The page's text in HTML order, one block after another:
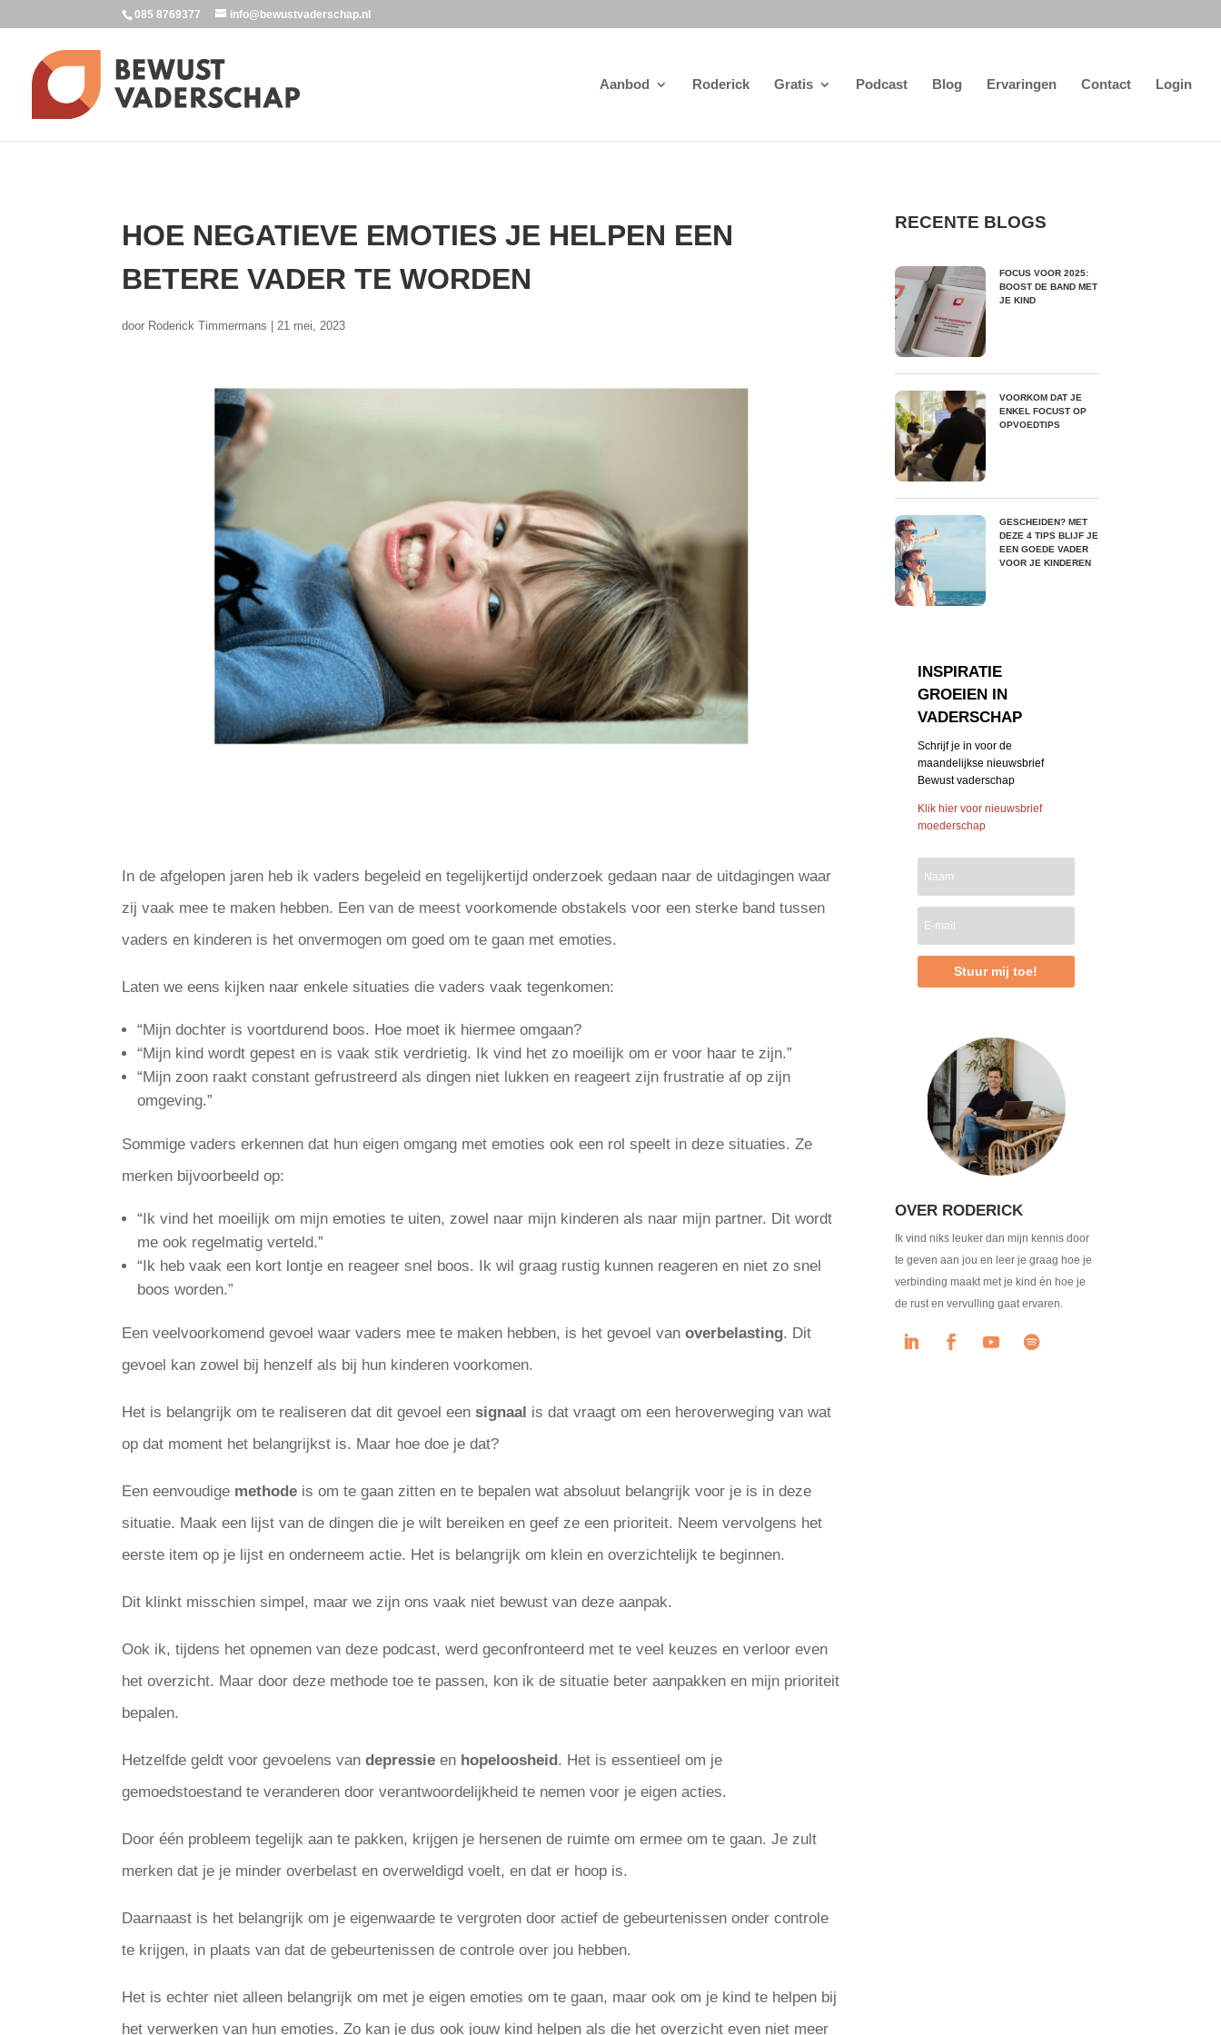
085 8769377 info@bewustvaderschap.nl
Aanbod Roderick Gratis Podcast Blog Ervaringen Contact Login
HOE NEGATIEVE EMOTIES JE HELPEN EEN
BETERE VADER TE WORDEN
door Roderick Timmermans | 21 mei, 2023
In de afgelopen jaren heb ik vaders begeleid en tegelijkertijd onderzoek gedaan naar de uitdagingen waar
zij vaak mee te maken hebben. Een van de meest voorkomende obstakels voor een sterke band tussen
vaders en kinderen is het onvermogen om goed om te gaan met emoties.
Laten we eens kijken naar enkele situaties die vaders vaak tegenkomen:
“Mijn dochter is voortdurend boos. Hoe moet ik hiermee omgaan?
“Mijn kind wordt gepest en is vaak stik verdrietig. Ik vind het zo moeilijk om er voor haar te zijn.”
“Mijn zoon raakt constant gefrustreerd als dingen niet lukken en reageert zijn frustratie af op zijn
omgeving.”
Sommige vaders erkennen dat hun eigen omgang met emoties ook een rol speelt in deze situaties. Ze
merken bijvoorbeeld op:
“Ik vind het moeilijk om mijn emoties te uiten, zowel naar mijn kinderen als naar mijn partner. Dit wordt
me ook regelmatig verteld.”
“Ik heb vaak een kort lontje en reageer snel boos. Ik wil graag rustig kunnen reageren en niet zo snel
boos worden.”
Een veelvoorkomend gevoel waar vaders mee te maken hebben, is het gevoel vanoverbelasting. Dit
gevoel kan zowel bij henzelf als bij hun kinderen voorkomen.
Het is belangrijk om te realiseren dat dit gevoel eensignaal is dat vraagt om een heroverweging van wat
op dat moment het belangrijkst is. Maar hoe doe je dat?
Een eenvoudige methode is om te gaan zitten en te bepalen wat absoluut belangrijk voor je is in deze
situatie. Maak een lijst van de dingen die je wilt bereiken en geef ze een prioriteit. Neem vervolgens het
eerste item op je lijst en onderneem actie. Het is belangrijk om klein en overzichtelijk te beginnen.
Dit klinkt misschien simpel, maar we zijn ons vaak niet bewust van deze aanpak.
Ook ik, tijdens het opnemen van deze podcast, werd geconfronteerd met te veel keuzes en verloor even
het overzicht. Maar door deze methode toe te passen, kon ik de situatie beter aanpakken en mijn prioriteit
bepalen.
Hetzelfde geldt voor gevoelens vandepressie en hopeloosheid . Het is essentieel om je
gemoedstoestand te veranderen door verantwoordelijkheid te nemen voor je eigen acties.
Door één probleem tegelijk aan te pakken, krijgen je hersenen de ruimte om ermee om te gaan. Je zult
merken dat je je minder overbelast en overweldigd voelt, en dat er hoop is.
Daarnaast is het belangrijk om je eigenwaarde te vergroten door actief de gebeurtenissen onder controle
te krijgen, in plaats van dat de gebeurtenissen de controle over jou hebben.
Het is echter niet alleen belangrijk om met je eigen emoties om te gaan, maar ook om je kind te helpen bij
het verwerken van hun emoties. Zo kan je dus ook jouw kind helpen als die het overzicht even niet meer
RECENTE BLOGS
FOCUS VOOR 2025:
BOOST DE BAND MET
JE KIND
VOORKOM DAT JE
ENKEL FOCUST OP
OPVOEDTIPS
GESCHEIDEN? MET
DEZE 4 TIPS BLIJF JE
EEN GOEDE VADER
VOOR JE KINDEREN
INSPIRATIE
GROEIEN IN
VADERSCHAP
Schrijf je in voor de
maandelijkse nieuwsbrief
Bewust vaderschap
Klik hier voor nieuwsbrief
moederschap
Stuur mij toe!
OVER RODERICK
Ik vind niks leuker dan mijn kennis door
te geven aan jou en leer je graag hoe je
verbinding maakt met je kind én hoe je
de rust en vervulling gaat ervaren.